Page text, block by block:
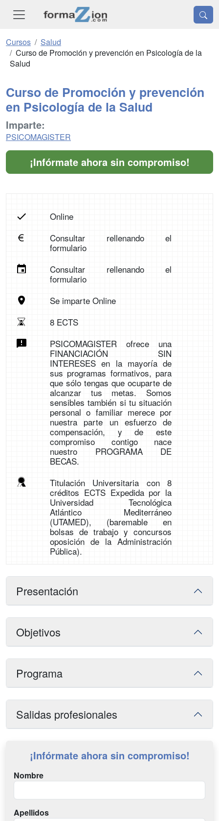
Cursos
Salud
Curso de Promoción y prevención en Psicología de la
Salud
Curso de Promoción y prevención
en Psicología de la Salud
Imparte:
PSICOMAGISTER
¡Infórmate ahora sin compromiso!
Online
Consultar rellenando el
formulario
Consultar rellenando el
formulario
Se imparte Online
8 ECTS
PSICOMAGISTER ofrece una
FINANCIACIÓN SIN
INTERESES en la mayoría de
sus programas formativos, para
que sólo tengas que ocuparte de
alcanzar tus metas. Somos
sensibles también si tu situación
personal o familiar merece por
nuestra parte un esfuerzo de
compensación, y de este
compromiso contigo nace
nuestro PROGRAMA DE
BECAS.
Titulación Universitaria con 8
créditos ECTS Expedida por la
Universidad Tecnológica
Atlántico Mediterráneo
(UTAMED), (baremable en
bolsas de trabajo y concursos
oposición de la Administración
Pública).
Presentación
Objetivos
Programa
Salidas profesionales
¡Infórmate ahora sin compromiso!
Nombre
Apellidos